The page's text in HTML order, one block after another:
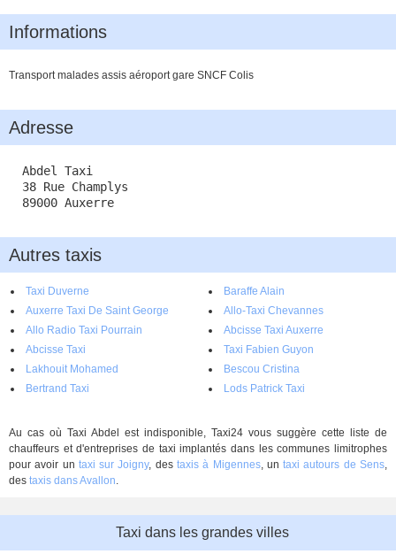
Informations
Transport malades assis aéroport gare SNCF Colis
Adresse
Abdel Taxi
38 Rue Champlys
89000 Auxerre
Autres taxis
Taxi Duverne
Baraffe Alain
Auxerre Taxi De Saint George
Allo-Taxi Chevannes
Allo Radio Taxi Pourrain
Abcisse Taxi Auxerre
Abcisse Taxi
Taxi Fabien Guyon
Lakhouit Mohamed
Bescou Cristina
Bertrand Taxi
Lods Patrick Taxi
Au cas où Taxi Abdel est indisponible, Taxi24 vous suggère cette liste de
chauffeurs et d'entreprises de taxi implantés dans les communes limitrophes
pour avoir un taxi sur Joigny, destaxis à Migennes, untaxi autours de Sens,
des taxis dans Avallon.
Taxi dans les grandes villes